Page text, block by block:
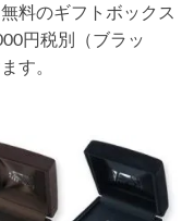
料のギフトボックス
円税別（ブラッ
す。